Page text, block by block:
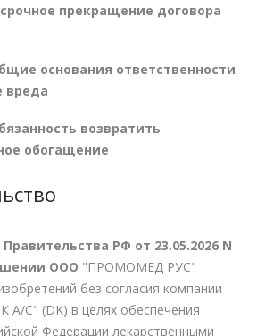
прекращение договора
основания ответственности
вреда
возвратить
обогащение
РФ от 23.05.2026 N
ООО "ПРОМОМЕД РУС"
без согласия компании
С" (DK) в целях обеспечения
Федерации лекарственными